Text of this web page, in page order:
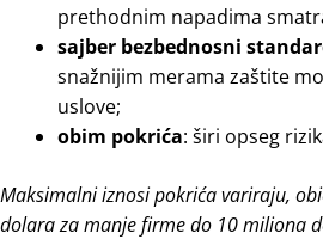
prethodnim napadima
sajber bezbednosni
snažnijim merama zaštite
uslove;
obim pokrića: širi opseg
Maksimalni iznosi pokrića variraju,
dolara za manje firme do 10 miliona